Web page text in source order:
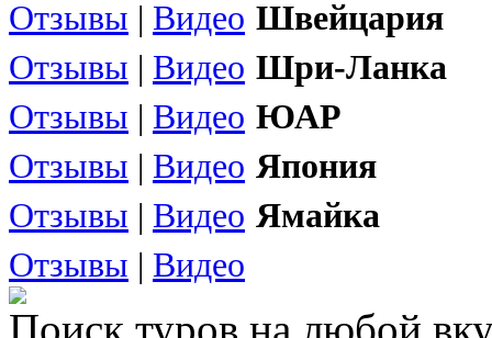
Отзывы | Видео Швейцария
Отзывы | Видео Шри-Ланка
Отзывы | Видео ЮАР
Отзывы | Видео Япония
Отзывы | Видео Ямайка
Отзывы | Видео
Поиск туров на любой